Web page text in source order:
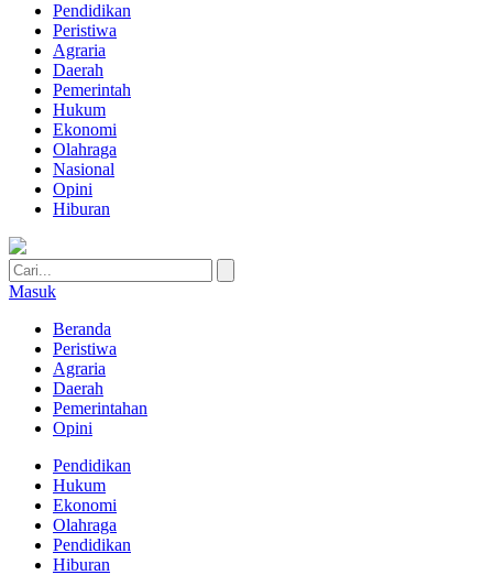
Pendidikan
Peristiwa
Agraria
Daerah
Pemerintah
Hukum
Ekonomi
Olahraga
Nasional
Opini
Hiburan
Masuk
Beranda
Peristiwa
Agraria
Daerah
Pemerintahan
Opini
Pendidikan
Hukum
Ekonomi
Olahraga
Pendidikan
Hiburan